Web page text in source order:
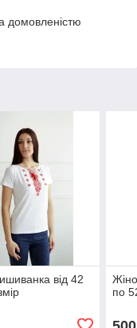
домовленістю
від 42
по